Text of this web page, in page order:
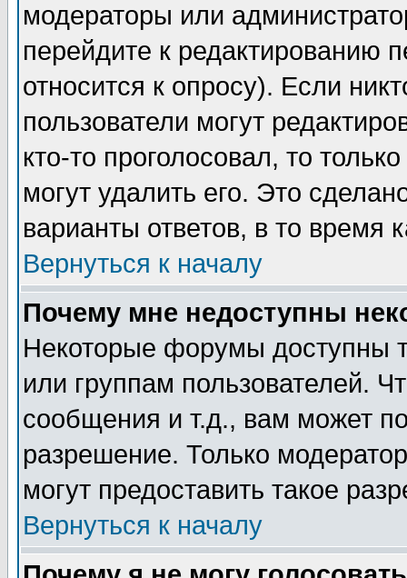
модераторы или
перейдите к редактированию
относится к опросу). Если
пользователи могут
кто-то проголосовал, то
могут удалить его. Это
варианты ответов, в то время
Вернуться к началу
Почему мне недоступны
Некоторые форумы доступны
или группам пользователей.
сообщения и т.д., вам может
разрешение. Только
могут предоставить такое
Вернуться к началу